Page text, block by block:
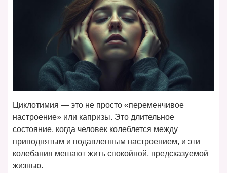
Циклотимия — это не просто «переменчивое
настроение» или капризы. Это длительное
состояние, когда человек колеблется между
приподнятым и подавленным настроением, и эти
колебания мешают жить спокойной, предсказуемой
жизнью.